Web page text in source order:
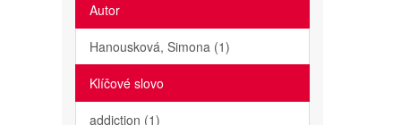
Autor
Hanousková, Simona (1)
Klíčové slovo
addiction (1)